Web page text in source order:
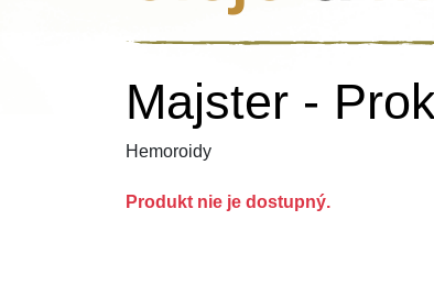
Majster -
Hemoroidy
Produkt nie je dostupný.